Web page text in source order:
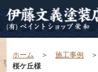
ホーム ＞施工事例
桜ケ丘様